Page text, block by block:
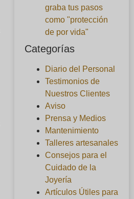
graba tus pasos
como "protección
de por vida"
Categorías
Diario del Personal
Testimonios de
Nuestros Clientes
Aviso
Prensa y Medios
Mantenimiento
Talleres artesanales
Consejos para el
Cuidado de la
Joyería
Artículos Útiles para